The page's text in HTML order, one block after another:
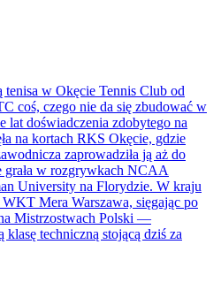
tenisa w Okęcie Tennis Club od
coś, czego nie da się zbudować w
doświadczenia zdobytego na
na kortach RKS Okęcie, gdzie
zaprowadziła ją aż do
grała w rozgrywkach NCAA
University na Florydzie. W kraju
Mera Warszawa, sięgając po
Mistrzostwach Polski —
techniczną stojącą dziś za